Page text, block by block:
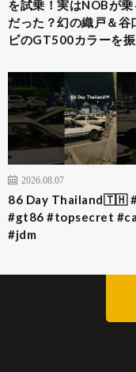
を試乗！実はNOBが
だった？幻の織戸＆谷
ビのGT500カラーを
2026.08.07
86 Day Thailand🇹🇭
#gt86 #topsecret
#jdm